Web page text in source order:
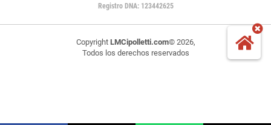
Registro DNA: 123442625
Copyright LMCipolletti.com© 2026,
Todos los derechos reservados